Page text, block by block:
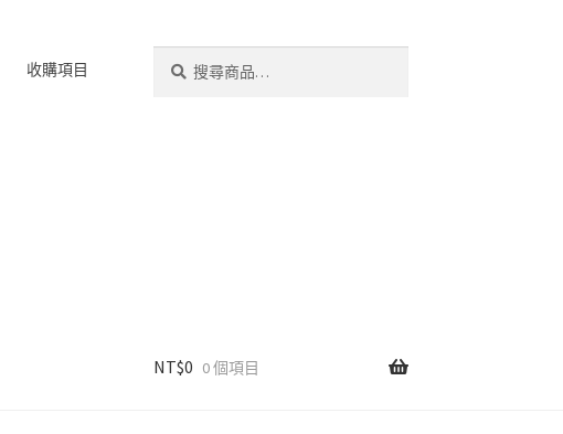
收購項目
NT$0 0 個項目